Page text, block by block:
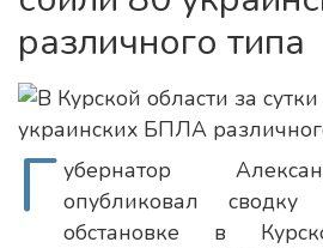
различного типа
Г убернатор
опубликовал
обстановке в